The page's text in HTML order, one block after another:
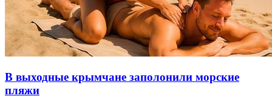
В выходные крымчане заполонили морские
пляжи